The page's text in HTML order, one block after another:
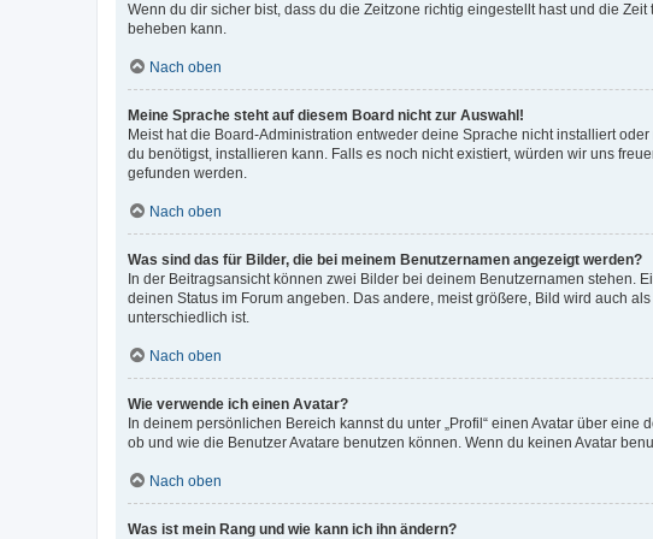
Wenn du dir sicher bist, dass du die Zeitzone richtig eingestellt hast und die
beheben kann.
Nach oben
Meine Sprache steht auf diesem Board nicht zur Auswahl!
Meist hat die Board-Administration entweder deine Sprache nicht installiert
du benötigst, installieren kann. Falls es noch nicht existiert, würden wir uns
gefunden werden.
Nach oben
Was sind das für Bilder, die bei meinem Benutzernamen angezeigt werden?
In der Beitragsansicht können zwei Bilder bei deinem Benutzernamen stehen.
deinen Status im Forum angeben. Das andere, meist größere, Bild wird auch
unterschiedlich ist.
Nach oben
Wie verwende ich einen Avatar?
In deinem persönlichen Bereich kannst du unter „Profil“ einen Avatar über
ob und wie die Benutzer Avatare benutzen können. Wenn du keinen Avatar
Nach oben
Was ist mein Rang und wie kann ich ihn ändern?